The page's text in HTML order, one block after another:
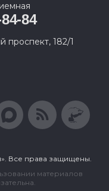
84
проспект, 182/1
Все права защищены.
материалов